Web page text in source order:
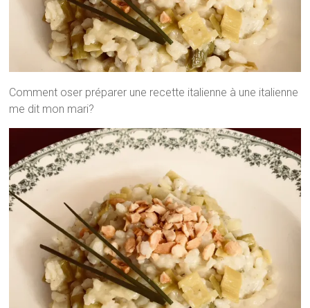
Comment oser préparer une recette italienne à une italienne
me dit mon mari?